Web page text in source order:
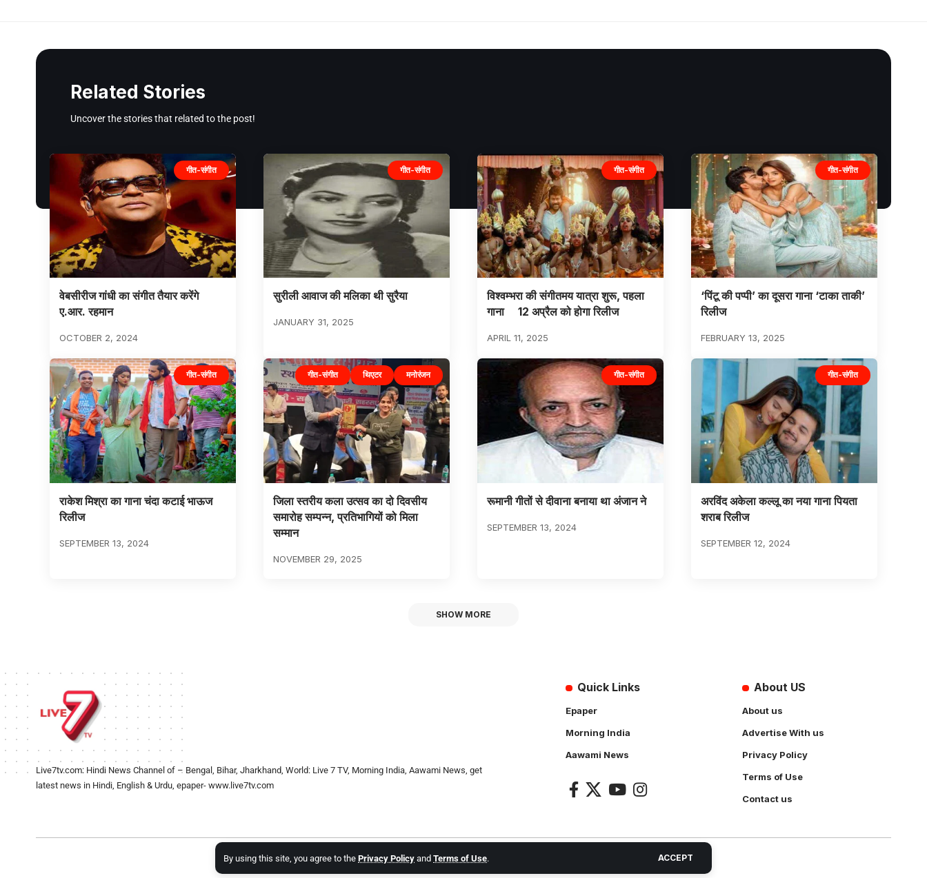
By using this site, you agree to the Privacy Policy and Terms of Use. ACCEPT
Related Stories
Uncover the stories that related to the post!
गीत-संगीत
वेबसीरीज गांधी का संगीत तैयार करेंगे
ए.आर. रहमान
OCTOBER 2, 2024
गीत-संगीत
सुरीली आवाज की मलिका थी सुरैया
JANUARY 31, 2025
गीत-संगीत
विश्वम्भरा की संगीतमय यात्रा शुरू, पहला
गाना 12 अप्रैल को होगा रिलीज
APRIL 11, 2025
गीत-संगीत
‘पिंटू की पप्पी’ का दूसरा गाना ‘टाका ताकी’
रिलीज
FEBRUARY 13, 2025
गीत-संगीत
राकेश मिश्रा का गाना चंदा कटाई भाऊज
रिलीज
SEPTEMBER 13, 2024
गीत-संगीत थिएटर मनोरंजन
जिला स्तरीय कला उत्सव का दो दिवसीय
समारोह सम्पन्न, प्रतिभागियों को मिला
सम्मान
NOVEMBER 29, 2025
गीत-संगीत
रूमानी गीतों से दीवाना बनाया था अंजान ने
SEPTEMBER 13, 2024
गीत-संगीत
अरविंद अकेला कल्लू का नया गाना पियता
शराब रिलीज
SEPTEMBER 12, 2024
SHOW MORE
Live7tv.com: Hindi News Channel of – Bengal, Bihar, Jharkhand, World: Live 7 TV, Morning India, Aawami News, get
latest news in Hindi, English & Urdu, epaper- www.live7tv.com
Quick Links
Epaper
Morning India
Aawami News
About US
About us
Advertise With us
Privacy Policy
Terms of Use
Contact us
2024- All Rights Reserved.Live 7 tv. Website Created by and Maintanance by